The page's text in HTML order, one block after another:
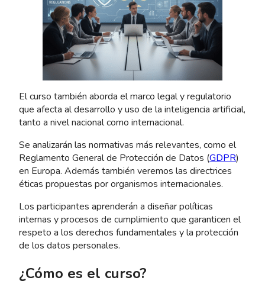
El curso también aborda el marco legal y regulatorio
que afecta al desarrollo y uso de la inteligencia artificial,
tanto a nivel nacional como internacional.
Se analizarán las normativas más relevantes, como el
Reglamento General de Protección de Datos (GDPR)
en Europa. Además también veremos las directrices
éticas propuestas por organismos internacionales.
Los participantes aprenderán a diseñar políticas
internas y procesos de cumplimiento que garanticen el
respeto a los derechos fundamentales y la protección
de los datos personales.
¿Cómo es el curso?